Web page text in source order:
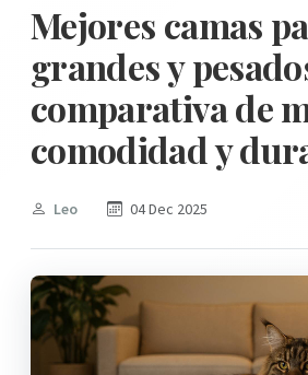
Mejores camas
grandes y
comparativa de
comodidad y
Leo 04 Dec 2025